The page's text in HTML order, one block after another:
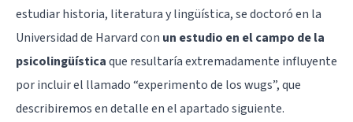
estudiar historia, literatura y lingüística, se doctoró en la
Universidad de Harvard con un estudio en el campo de la
psicolingüísticaque resultaría extremadamente influyente
por incluir el llamado “experimento de los wugs”, que
describiremos en detalle en el apartado siguiente.